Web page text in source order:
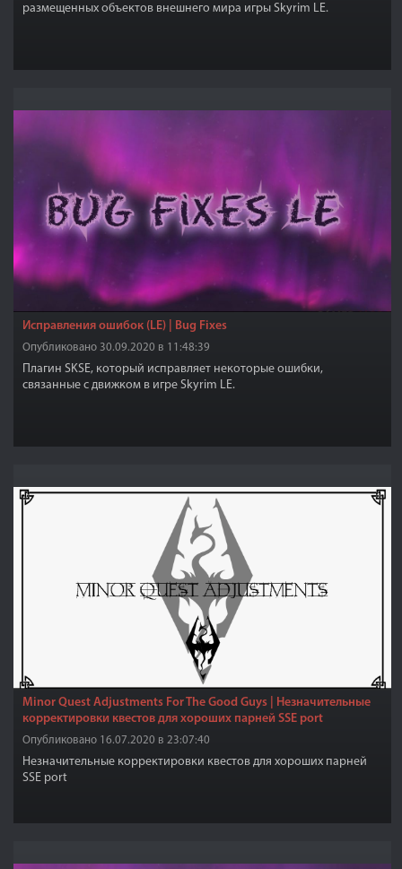
размещенных объектов внешнего мира игры Skyrim LE.
Исправления ошибок (LE) | Bug Fixes
Опубликовано 30.09.2020 в 11:48:39
Плагин SKSE, который исправляет некоторые ошибки,
связанные с движком в игре Skyrim LE.
Minor Quest Adjustments For The Good Guys | Незначительные
корректировки квестов для хороших парней SSE port
Опубликовано 16.07.2020 в 23:07:40
Незначительные корректировки квестов для хороших парней
SSE port